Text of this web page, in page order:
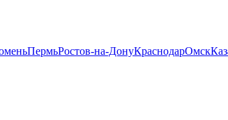
ПермьРостов-на-ДонуКраснодарОмск